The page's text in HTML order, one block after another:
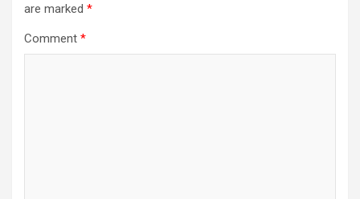
are marked *
Comment *